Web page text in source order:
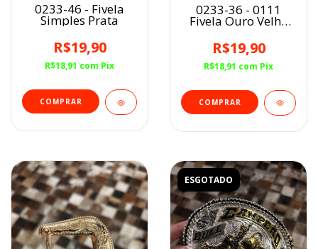
0233-46 - Fivela
Simples Prata
R$19,90
R$18,91 com Pix
0233-36 - 0111
Fivela Ouro Velho
R$19,90
R$18,91 com Pix
ESGOTADO